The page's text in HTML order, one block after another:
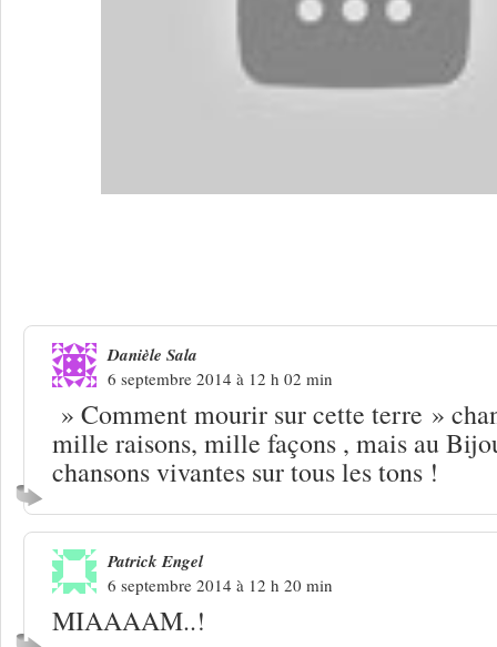
Danièle Sala
6 septembre 2014 à 12 h 02 min
» Comment mourir sur cette terre »
mille raisons, mille façons , mais au
chansons vivantes sur tous les tons !
Patrick Engel
6 septembre 2014 à 12 h 20 min
MIAAAAM..!